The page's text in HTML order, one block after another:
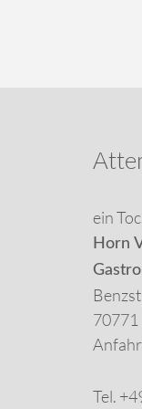
ein
Horn
70771
Tel.